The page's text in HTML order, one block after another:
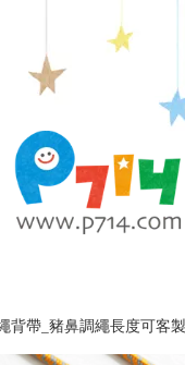
背帶_豬鼻調繩長度可客